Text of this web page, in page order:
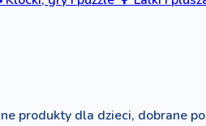
produkty dla dzieci, dobrane